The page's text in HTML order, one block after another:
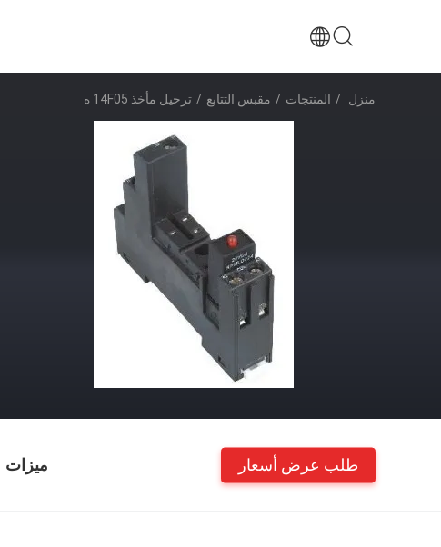
منزل / المنتجات / مقبس التتابع / ترحيل مأخذ 14F05 ه
ميزات طلب عرض أسعار